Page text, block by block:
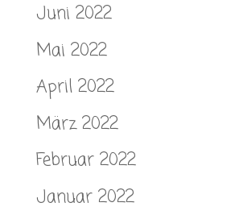
Juni 2022
Mai 2022
April 2022
März 2022
Februar 2022
Januar 2022